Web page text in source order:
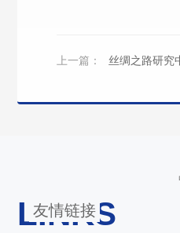
上一篇： 丝绸之路研究
LINKS
友情链接